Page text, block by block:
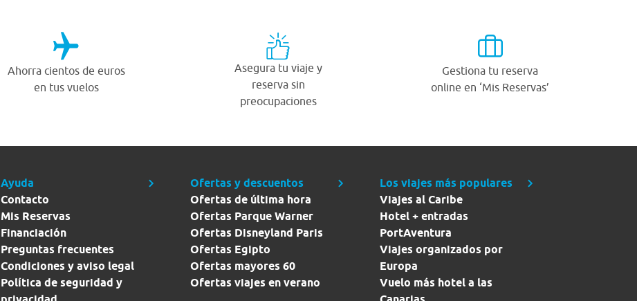
Ahorra cientos de euros
en tus vuelos
Asegura tu viaje y
reserva sin
preocupaciones
Gestiona tu reserva
online en ‘Mis Reservas’
Ayuda
Contacto
Mis Reservas
Financiación
Preguntas frecuentes
Condiciones y aviso legal
Política de seguridad y
Ofertas y descuentos
Ofertas de última hora
Ofertas Parque Warner
Ofertas Disneyland Paris
Ofertas Egipto
Ofertas mayores 60
Ofertas viajes en verano
Los viajes más populares
Viajes al Caribe
Hotel + entradas
PortAventura
Viajes organizados por
Europa
Vuelo más hotel a las